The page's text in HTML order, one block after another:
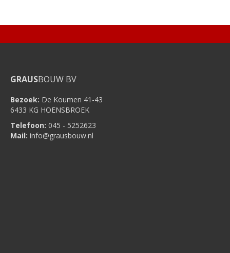
GRAUSBOUW BV
Bezoek: De Koumen 41-43
6433 KG HOENSBROEK
Telefoon: 045 - 5252623
Mail: info@grausbouw.nl